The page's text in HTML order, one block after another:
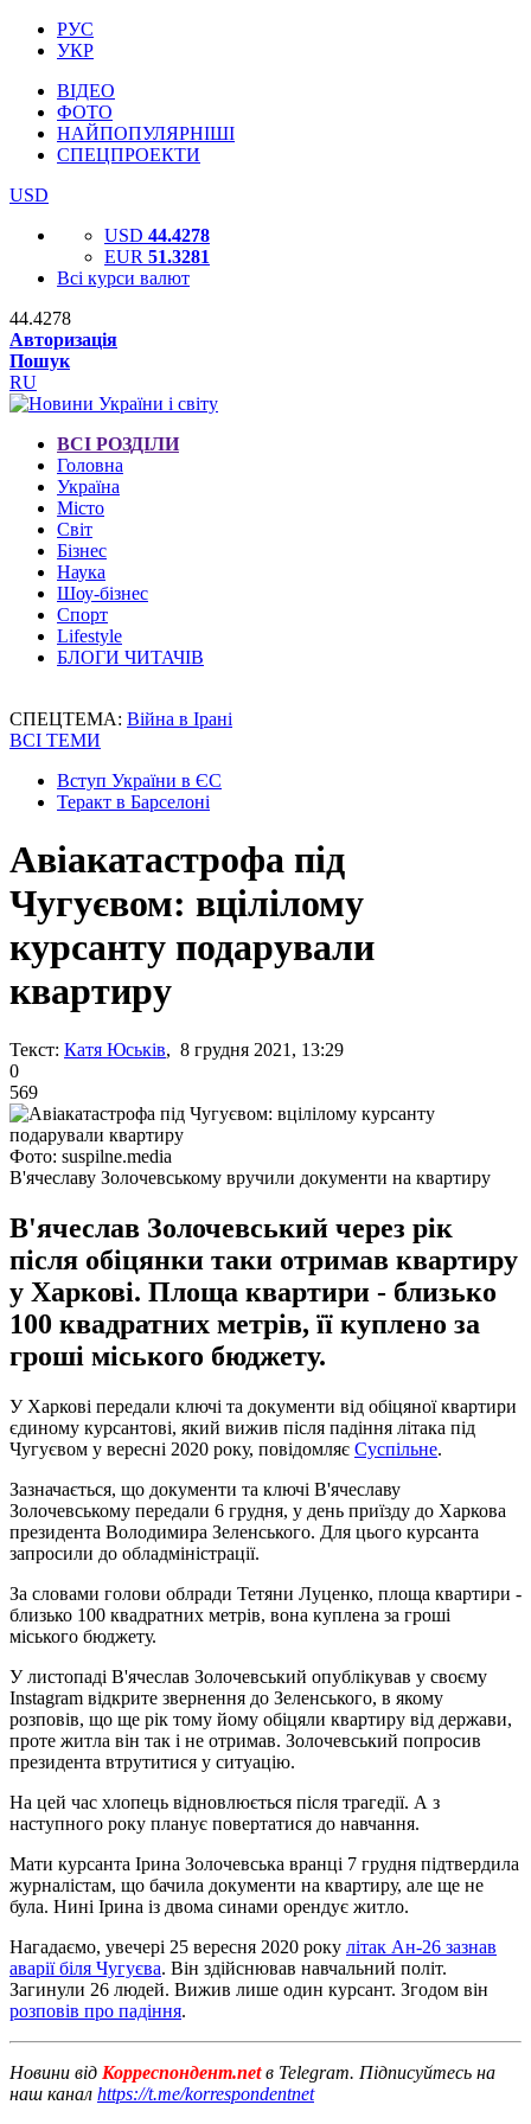
РУС
УКР
ВІДЕО
ФОТО
НАЙПОПУЛЯРНІШІ
СПЕЦПРОЕКТИ
USD
USD 44.4278
EUR 51.3281
Всі курси валют
44.4278
Авторизація
Пошук
RU
ВСІ РОЗДІЛИ
Головна
Україна
Місто
Світ
Бізнес
Наука
Шоу-бізнес
Спорт
Lifestyle
БЛОГИ ЧИТАЧІВ
СПЕЦТЕМА: Війна в Ірані
ВСІ ТЕМИ
Вступ України в ЄС
Теракт в Барселоні
Авіакатастрофа під
Чугуєвом: вцілілому
курсанту подарували
квартиру
Текст: Катя Юськів, 8 грудня 2021, 13:29
0
569
Фото: suspilne.media
В'ячеславу Золочевському вручили документи на квартиру
В'ячеслав Золочевський через рік
після обіцянки таки отримав квартиру
у Харкові. Площа квартири - близько
100 квадратних метрів, її куплено за
гроші міського бюджету.
У Харкові передали ключі та документи від обіцяної квартири
єдиному курсантові, який вижив після падіння літака під
Чугуєвом у вересні 2020 року, повідомляє Суспільне.
Зазначається, що документи та ключі В'ячеславу
Золочевському передали 6 грудня, у день приїзду до Харкова
президента Володимира Зеленського. Для цього курсанта
запросили до обладміністрації.
За словами голови облради Тетяни Луценко, площа квартири -
близько 100 квадратних метрів, вона куплена за гроші
міського бюджету.
У листопаді В'ячеслав Золочевський опублікував у своєму
Instagram відкрите звернення до Зеленського, в якому
розповів, що ще рік тому йому обіцяли квартиру від держави,
проте житла він так і не отримав. Золочевський попросив
президента втрутитися у ситуацію.
На цей час хлопець відновлюється після трагедії. А з
наступного року планує повертатися до навчання.
Мати курсанта Ірина Золочевська вранці 7 грудня підтвердила
журналістам, що бачила документи на квартиру, але ще не
була. Нині Ірина із двома синами орендує житло.
Нагадаємо, увечері 25 вересня 2020 року літак Ан-26 зазнав
аварії біля Чугуєва. Він здійснював навчальний політ.
Загинули 26 людей. Вижив лише один курсант. Згодом він
розповів про падіння.
Новини від Корреспондент.netв Telegram. Підписуйтесь на
наш канал https://t.me/korrespondentnet